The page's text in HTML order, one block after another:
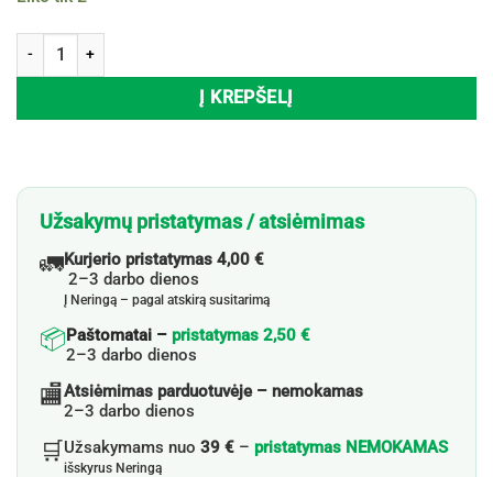
produkto kiekis: Degtukai stikliniame indelyje COUNTRYFIELD, 9,5
Į KREPŠELĮ
Užsakymų pristatymas / atsiėmimas
🚛Kurjerio pristatymas 4,00 €
2–3 darbo dienos
Į Neringą – pagal atskirą susitarimą
📦Paštomatai – pristatymas 2,50 €
2–3 darbo dienos
🏬Atsiėmimas parduotuvėje – nemokamas
2–3 darbo dienos
🛒Užsakymams nuo 39 € – pristatymas NEMOKAMAS
išskyrus Neringą